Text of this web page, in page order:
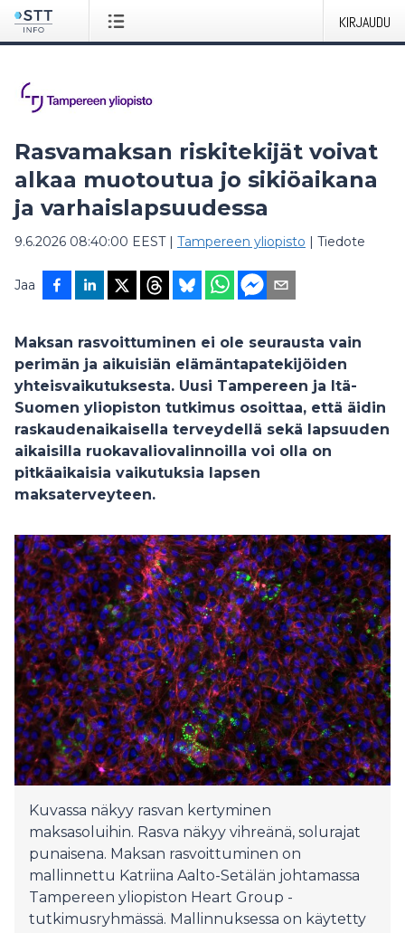
KIRJAUDU
Rasvamaksan riskitekijät voivat
alkaa muotoutua jo sikiöaikana
ja varhaislapsuudessa
9.6.2026 08:40:00 EEST| Tampereen yliopisto | Tiedote
Jaa
Maksan rasvoittuminen ei ole seurausta vain
perimän ja aikuisiän elämäntapatekijöiden
yhteisvaikutuksesta. Uusi Tampereen ja Itä-
Suomen yliopiston tutkimus osoittaa, että äidin
raskaudenaikaisella terveydellä sekä lapsuuden
aikaisilla ruokavaliovalinnoilla voi olla on
pitkäaikaisia vaikutuksia lapsen
maksaterveyteen.
Kuvassa näkyy rasvan kertyminen
maksasoluihin. Rasva näkyy vihreänä, solurajat
punaisena. Maksan rasvoittuminen on
mallinnettu Katriina Aalto-Setälän johtamassa
Tampereen yliopiston Heart Group -
tutkimusryhmässä. Mallinnuksessa on käytetty